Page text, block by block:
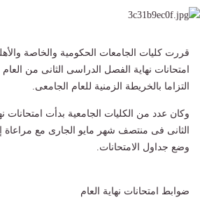
قررت كليات الجامعات الحكومية والخاصة
التزاما بالخريطة الزمنية للعام الجامعى.
وكان عدد من الكليات الجامعية بدأت امتحانات
الثانى فى منتصف شهر مايو الجارى مع مراعاة
وضع جداول الامتحانات.
ضوابط امتحانات نهاية العام